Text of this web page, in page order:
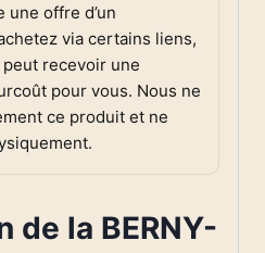
une offre d’un
via certains liens,
recevoir une
pour vous. Nous ne
ce produit et ne
de la BERNY-